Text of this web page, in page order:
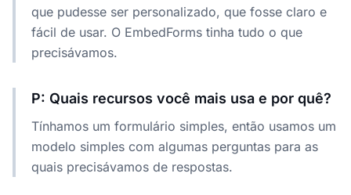
que pudesse ser personalizado, que fosse claro e
fácil de usar. O EmbedForms tinha tudo o que
precisávamos.
P: Quais recursos você mais usa e por quê?
Tínhamos um formulário simples, então usamos um
modelo simples com algumas perguntas para as
quais precisávamos de respostas.